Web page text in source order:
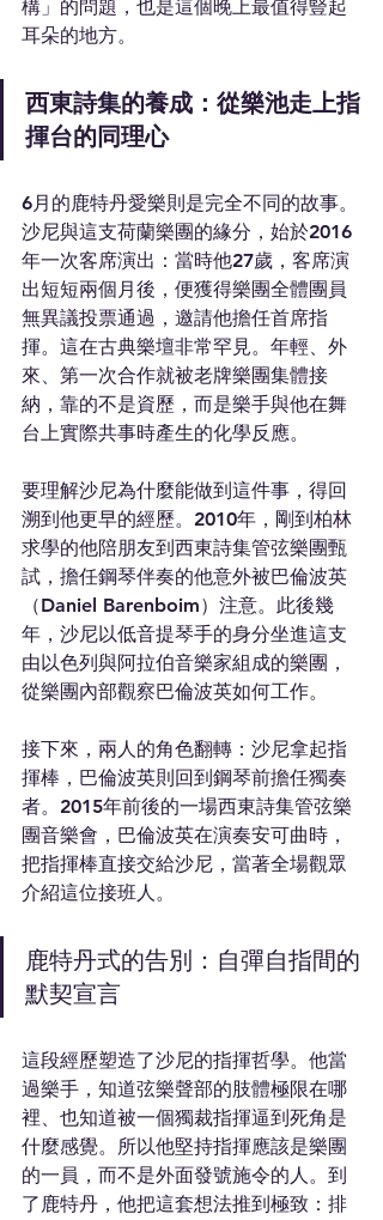
構」的問題，也是這個晚上最值得豎起
耳朵的地方。
西東詩集的養成：從樂池走上指
揮台的同理心
6月的鹿特丹愛樂則是完全不同的故事。
沙尼與這支荷蘭樂團的緣分，始於2016
年一次客席演出：當時他27歲，客席演
出短短兩個月後，便獲得樂團全體團員
無異議投票通過，邀請他擔任首席指
揮。這在古典樂壇非常罕見。年輕、外
來、第一次合作就被老牌樂團集體接
納，靠的不是資歷，而是樂手與他在舞
台上實際共事時產生的化學反應。
要理解沙尼為什麼能做到這件事，得回
溯到他更早的經歷。2010年，剛到柏林
求學的他陪朋友到西東詩集管弦樂團甄
試，擔任鋼琴伴奏的他意外被巴倫波英
（Daniel Barenboim）注意。此後幾
年，沙尼以低音提琴手的身分坐進這支
由以色列與阿拉伯音樂家組成的樂團，
從樂團內部觀察巴倫波英如何工作。
接下來，兩人的角色翻轉：沙尼拿起指
揮棒，巴倫波英則回到鋼琴前擔任獨奏
者。2015年前後的一場西東詩集管弦樂
團音樂會，巴倫波英在演奏安可曲時，
把指揮棒直接交給沙尼，當著全場觀眾
介紹這位接班人。
鹿特丹式的告別：自彈自指間的
默契宣言
這段經歷塑造了沙尼的指揮哲學。他當
過樂手，知道弦樂聲部的肢體極限在哪
裡、也知道被一個獨裁指揮逼到死角是
什麼感覺。所以他堅持指揮應該是樂團
的一員，而不是外面發號施令的人。到
了鹿特丹，他把這套想法推到極致：排